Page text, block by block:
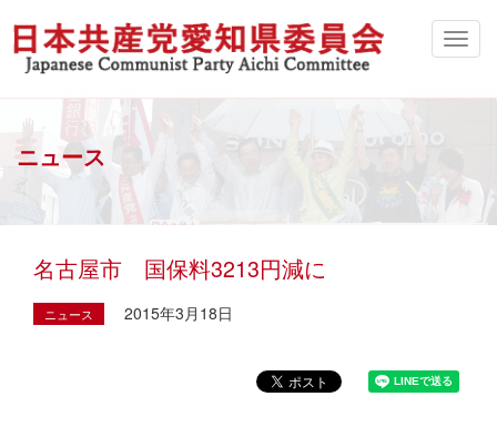
ニュース
名古屋市 国保料3213円減に
ニュース 2015年3月18日